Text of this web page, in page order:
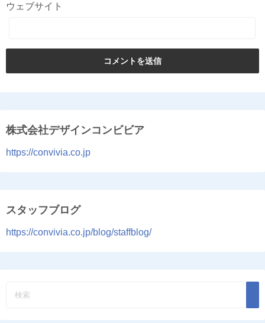
ウェブサイト
株式会社デザインコンビビア
https://convivia.co.jp
スタッフブログ
https://convivia.co.jp/blog/staffblog/